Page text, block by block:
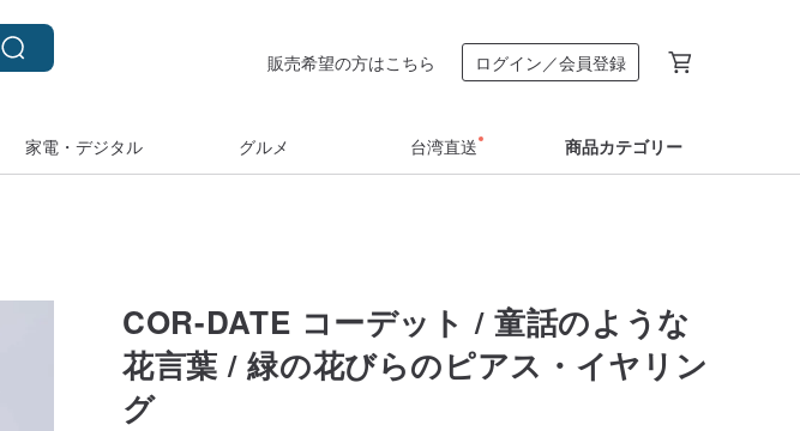
販売希望の方はこちら ログイン／会員登録
家電・デジタル グルメ 台湾直送 商品カテゴリー
COR-DATE コーデット / 童話のような
花言葉 / 緑の花びらのピアス・イヤリン
グ